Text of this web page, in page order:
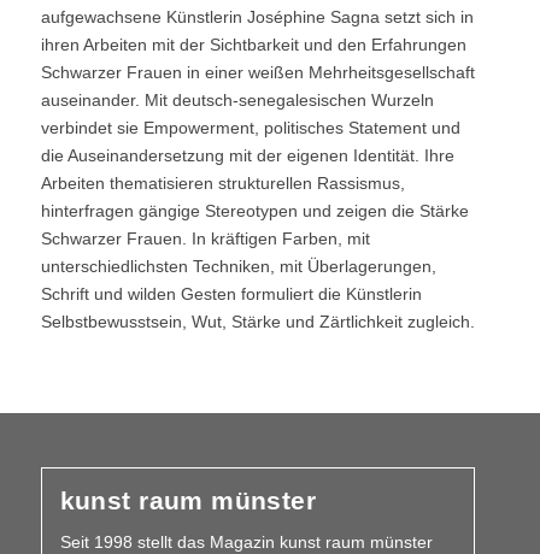
aufgewachsene Künstlerin Joséphine Sagna setzt sich in
ihren Arbeiten mit der Sichtbarkeit und den Erfahrungen
Schwarzer Frauen in einer weißen Mehrheitsgesellschaft
auseinander. Mit deutsch-senegalesischen Wurzeln
verbindet sie Empowerment, politisches Statement und
die Auseinandersetzung mit der eigenen Identität. Ihre
Arbeiten thematisieren strukturellen Rassismus,
hinterfragen gängige Stereotypen und zeigen die Stärke
Schwarzer Frauen. In kräftigen Farben, mit
unterschiedlichsten Techniken, mit Überlagerungen,
Schrift und wilden Gesten formuliert die Künstlerin
Selbstbewusstsein, Wut, Stärke und Zärtlichkeit zugleich.
kunst raum münster
Seit 1998 stellt das Magazin kunst raum münster